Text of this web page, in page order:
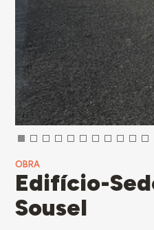
OBRA
Edifício-
Sousel